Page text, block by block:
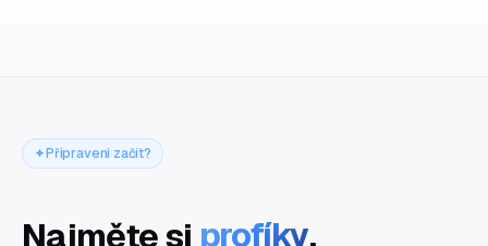
Připraveni začít?
Najměte si profíky.